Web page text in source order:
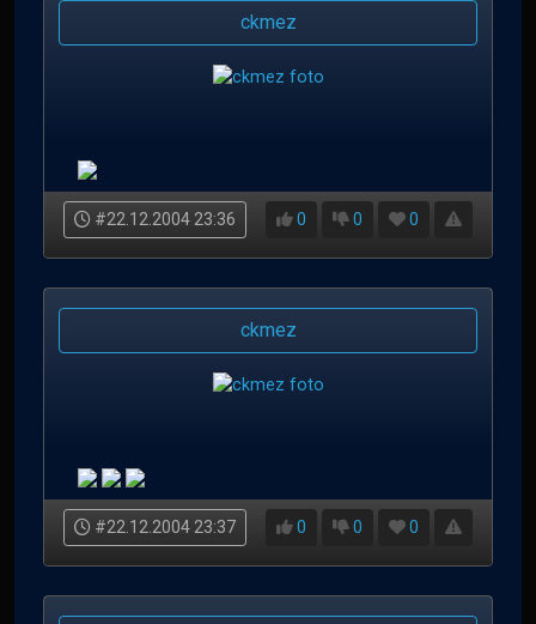
ckmez
#22.12.2004 23:36 0 0 0
ckmez
#22.12.2004 23:37 0 0 0